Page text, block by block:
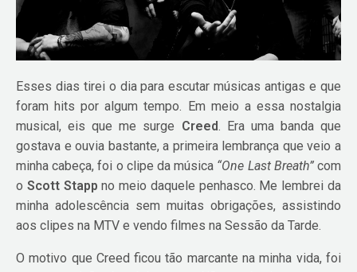
Esses dias tirei o dia para escutar músicas antigas e que
foram hits por algum tempo. Em meio a essa nostalgia
musical, eis que me surge Creed. Era uma banda que
gostava e ouvia bastante, a primeira lembrança que veio a
minha cabeça, foi o clipe da música “One Last Breath”com
o Scott Stapp no meio daquele penhasco. Me lembrei da
minha adolescência sem muitas obrigações, assistindo
aos clipes na MTV e vendo filmes na Sessão da Tarde.
O motivo que Creed ficou tão marcante na minha vida, foi